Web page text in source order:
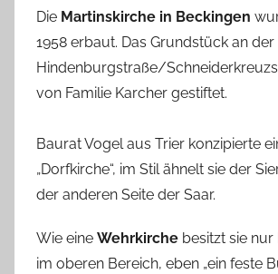
Die Martinskirche in Beckingen
1958 erbaut. Das Grundstück an der
Hindenburgstraße/
von Familie Karcher gestiftet.
Baurat Vogel aus Trier konzipierte
„Dorfkirche“, im Stil ähnelt sie der
der anderen Seite der Saar.
Wie eine Wehrkirche besitzt sie nur
im oberen Bereich, eben „ein feste